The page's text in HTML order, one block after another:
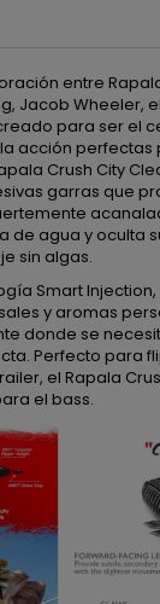
entre
Jacob Wheeler,
para ser el
acción
Crush City
garras que
de agua y oculta
sin algas.
Smart
y aromas
donde se
Perfecto para
el Rapala
el bass.